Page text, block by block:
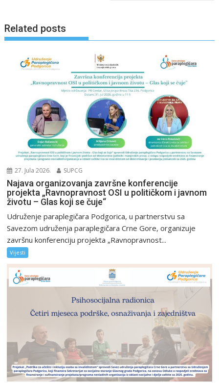
Related posts
27. Jula 2026. SUPCG
Najava organizovanja završne konferencije
projekta „Ravnopravnost OSI u političkom i javnom
životu – Glas koji se čuje“
Udruženje paraplegičara Podgorica, u partnerstvu sa
Savezom udruženja paraplegičara Crne Gore, organizuje
završnu konferenciju projekta „Ravnopravnost...
Vijesti